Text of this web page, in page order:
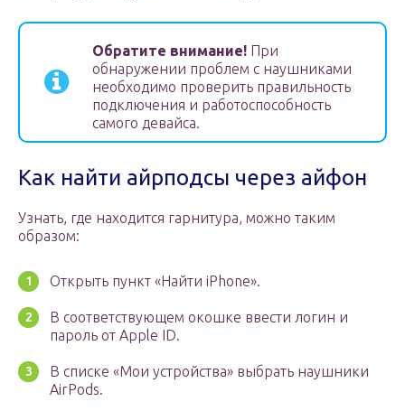
Обратите внимание! При
обнаружении проблем с наушниками
необходимо проверить правильность
подключения и работоспособность
самого девайса.
Как найти айрподсы через айфон
Узнать, где находится гарнитура, можно таким
образом:
Открыть пункт «Найти iPhone».
В соответствующем окошке ввести логин и
пароль от Apple ID.
В списке «Мои устройства» выбрать наушники
AirPods.